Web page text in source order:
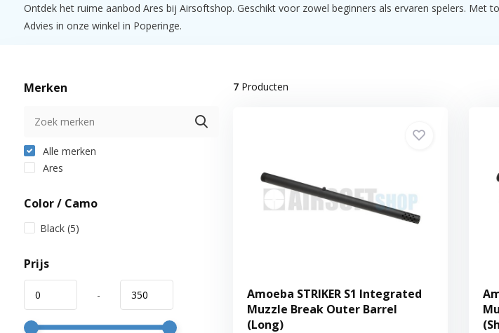
Ontdek het ruime aanbod Ares bij Airsoftshop. Geschikt voor zowel beginners als ervaren spelers. Met
Advies in onze winkel in Poperinge.
Merken
Alle merken
Ares
Color / Camo
Black (5)
Prijs
-
7Producten
Amoeba STRIKER S1 Integrated
Muzzle Break Outer Barrel
(Long)